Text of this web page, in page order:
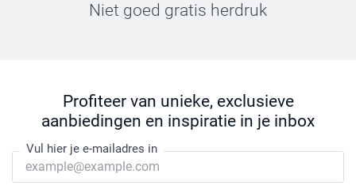
Niet goed gratis herdruk
Profiteer van unieke, exclusieve
aanbiedingen en inspiratie in je inbox
Vul hier je e-mailadres in